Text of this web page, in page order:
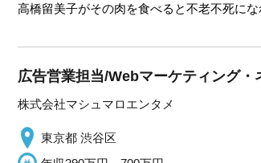
高橋留美子がその肉を食べると不老不死に
広告営業担当/Webマーケティング・
株式会社マシュマロエンタメ
東京都 渋谷区